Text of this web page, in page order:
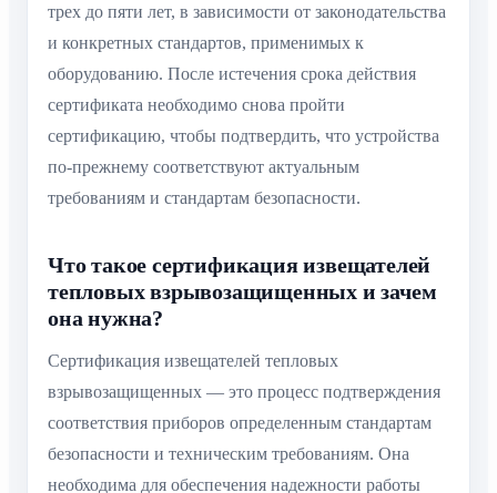
трех до пяти лет, в зависимости от законодательства
и конкретных стандартов, применимых к
оборудованию. После истечения срока действия
сертификата необходимо снова пройти
сертификацию, чтобы подтвердить, что устройства
по-прежнему соответствуют актуальным
требованиям и стандартам безопасности.
Что такое сертификация извещателей
тепловых взрывозащищенных и зачем
она нужна?
Сертификация извещателей тепловых
взрывозащищенных — это процесс подтверждения
соответствия приборов определенным стандартам
безопасности и техническим требованиям. Она
необходима для обеспечения надежности работы